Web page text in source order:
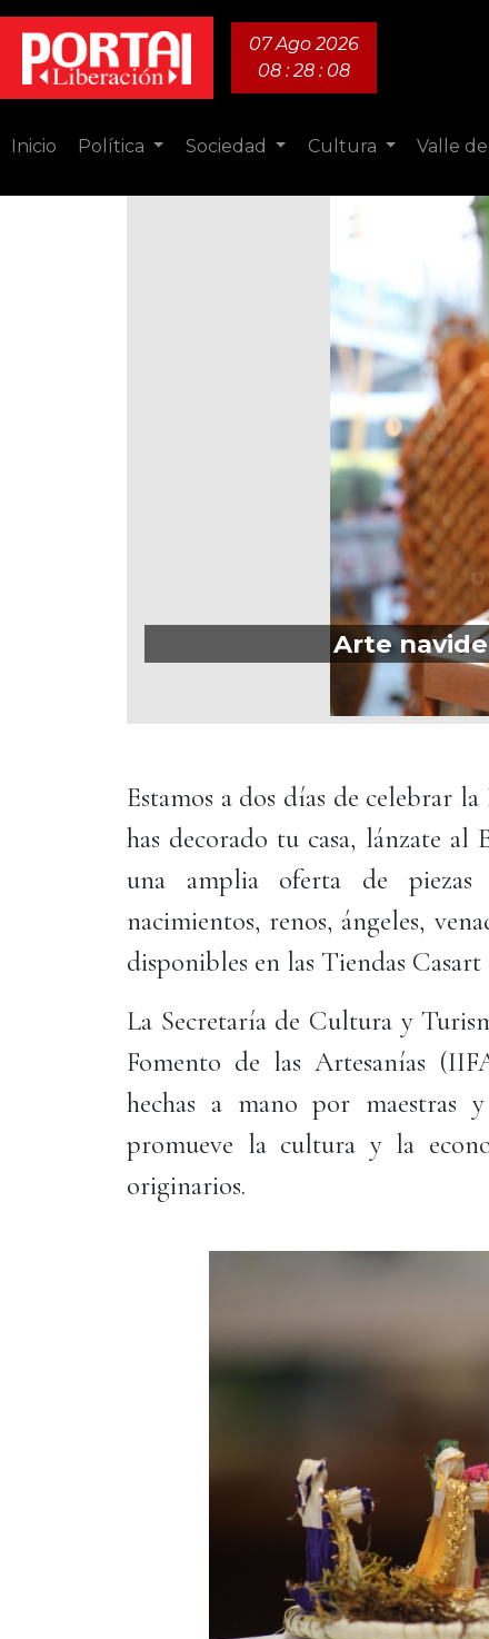
07 Ago 2026
08 : 28 : 09
Inicio Política Sociedad Cultura Valle
Arte
Estamos a dos días de celebrar
has decorado tu casa, lánzate
una amplia oferta de piezas
nacimientos, renos, ángeles,
disponibles en las Tiendas
La Secretaría de Cultura y
Fomento de las Artesanías
hechas a mano por maestras
promueve la cultura y la